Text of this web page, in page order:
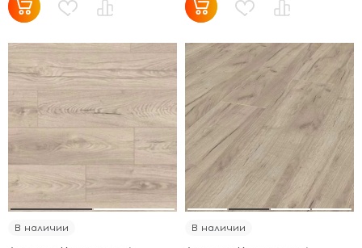
В наличии В наличии